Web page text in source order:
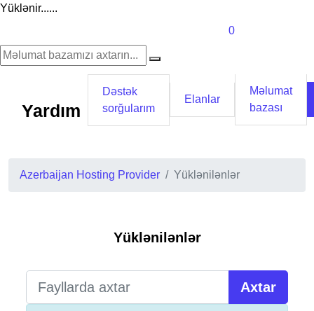
Yüklənir......
0
Yardım
Dəstək
sorğularım
Elanlar
Məlumat
bazası
Azerbaijan Hosting Provider Yüklənilənlər
Yüklənilənlər
Axtar